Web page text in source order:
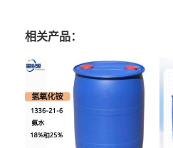
相关产品：